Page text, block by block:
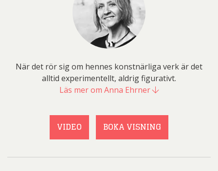
När det rör sig om hennes konstnärliga verk är det
alltid experimentellt, aldrig figurativt.
Läs mer om Anna Ehrner
VIDEO BOKA VISNING